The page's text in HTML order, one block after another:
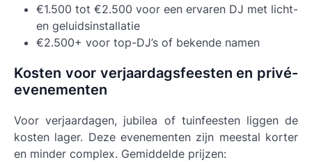
€1.500 tot €2.500 voor een ervaren DJ met licht-
en geluidsinstallatie
€2.500+ voor top-DJ’s of bekende namen
Kosten voor verjaardagsfeesten en privé-
evenementen
Voor verjaardagen, jubilea of tuinfeesten liggen de
kosten lager. Deze evenementen zijn meestal korter
en minder complex. Gemiddelde prijzen: